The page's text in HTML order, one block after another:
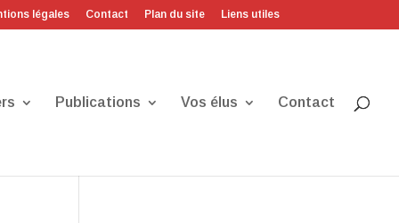
légales Contact Plan du site Liens utiles
Publications Vos élus Contact